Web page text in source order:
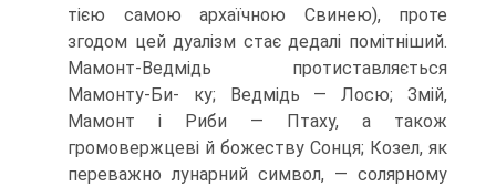
тією самою архаїчною Свинею), проте
згодом цей дуалізм стає дедалі помітніший.
Мамонт-Ведмідь протиставляється
Мамонту-Би- ку; Ведмідь — Лосю; Змій,
Мамонт і Риби — Птаху, а також
громовержцеві й боже­ству Сонця; Козел, як
переважно лунарний символ, — солярному